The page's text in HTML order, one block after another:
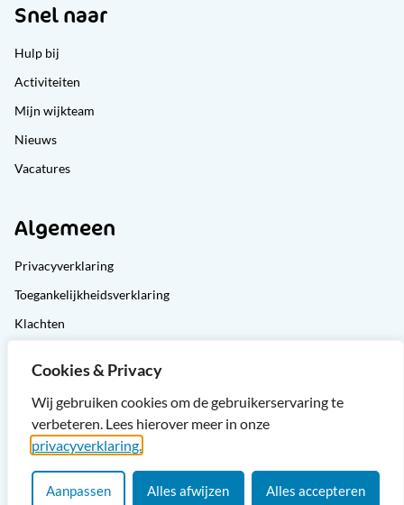
Cookies & Privacy
Wij gebruiken cookies om de gebruikerservaring te
verbeteren. Lees hierover meer in onze
privacyverklaring.
Aanpassen Alles afwijzen Alles accepteren
Snel naar
Hulp bij
Activiteiten
Mijn wijkteam
Nieuws
Vacatures
Algemeen
Privacyverklaring
Toegankelijkheidsverklaring
Klachten
Sitemap